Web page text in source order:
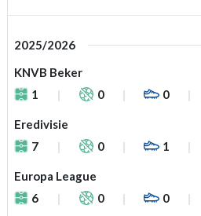
2025/2026
KNVB Beker
1
0 0
Eredivisie
7
0 1
Europa League
6
0 0